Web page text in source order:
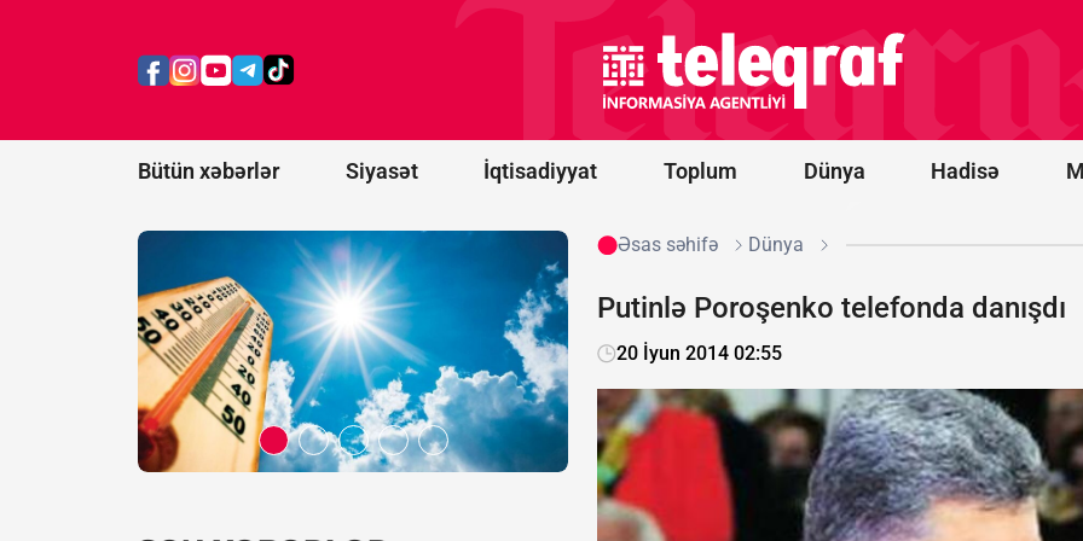
Bütün xəbərlər Siyasət İqtisadiyyat Toplum Dünya Hadisə
40
olacaq
Kobaxidze:
Bu cinayət
Rusiya
prezidentinin
əmri ilə
Əsas səhifə Dünya
Putinlə Poroşenko telefonda danışdı
20 İyun 2014 02:55